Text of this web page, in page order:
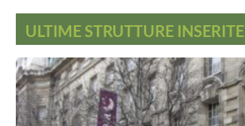
ULTIME STRUTTURE INSERITE